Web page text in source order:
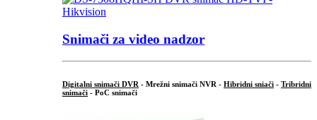
Snimači za video nadzor
Digitalni snimači DVR - Mrežni snimači NVR - Hibridni sniači - Tribridni
snimači - PoC snimači